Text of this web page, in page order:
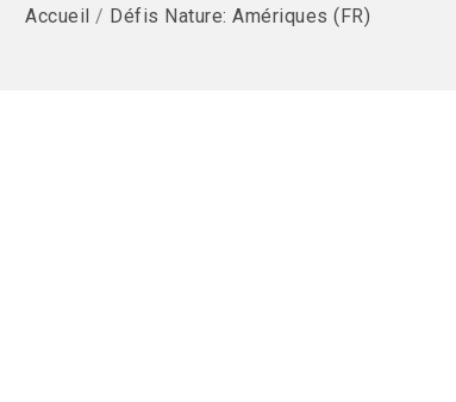
Accueil / Défis Nature: Amériques (FR)